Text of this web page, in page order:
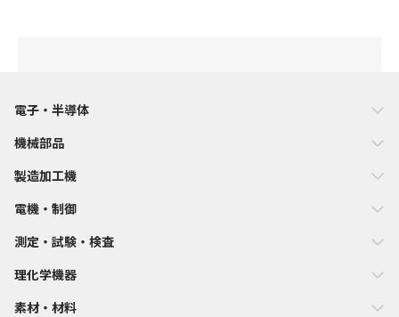
電子・半導体
機械部品
製造加工機
電機・制御
測定・試験・検査
理化学機器
素材・材料